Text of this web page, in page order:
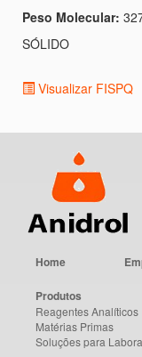
Peso Molecular:
SÓLIDO
Visualizar FISPQ
Home
Produtos
Reagentes Analíticos
Matérias Primas
Soluções para